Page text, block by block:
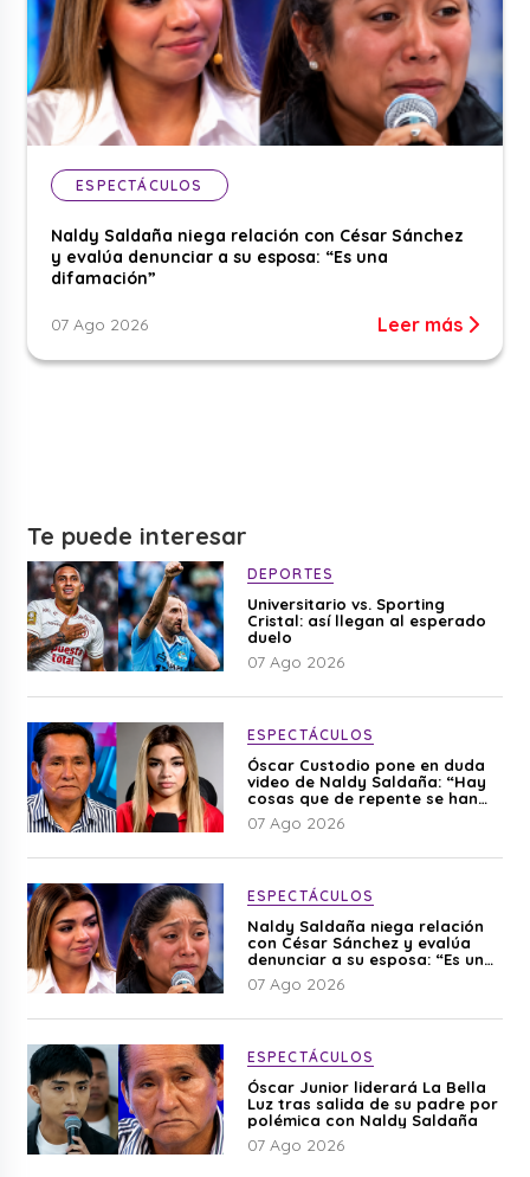
ESPECTÁCULOS
Naldy Saldaña niega relación con César Sánchez
y evalúa denunciar a su esposa: “Es una
difamación”
07 Ago 2026 Leer más
Te puede interesar
DEPORTES
Universitario vs. Sporting
Cristal: así llegan al esperado
duelo
07 Ago 2026
ESPECTÁCULOS
Óscar Custodio pone en duda
video de Naldy Saldaña: “Hay
cosas que de repente se han
editado”
07 Ago 2026
ESPECTÁCULOS
Naldy Saldaña niega relación
con César Sánchez y evalúa
denunciar a su esposa: “Es una
difamación”
07 Ago 2026
ESPECTÁCULOS
Óscar Junior liderará La Bella
Luz tras salida de su padre por
polémica con Naldy Saldaña
07 Ago 2026